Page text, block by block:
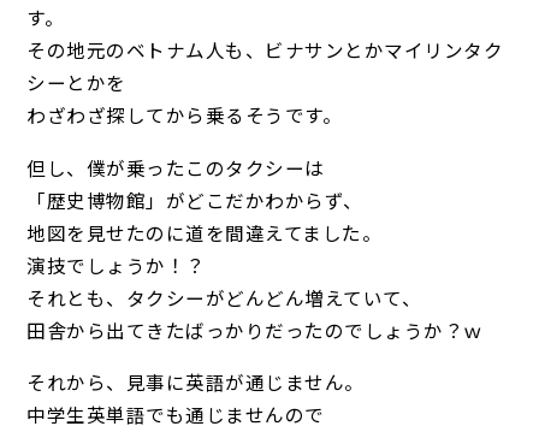
す。
その地元のベトナム人も、ビナサンとかマイリンタク
シーとかを
わざわざ探してから乗るそうです。
但し、僕が乗ったこのタクシーは
「歴史博物館」がどこだかわからず、
地図を見せたのに道を間違えてました。
演技でしょうか！？
それとも、タクシーがどんどん増えていて、
田舎から出てきたばっかりだったのでしょうか？ｗ
それから、見事に英語が通じません。
中学生英単語でも通じませんので